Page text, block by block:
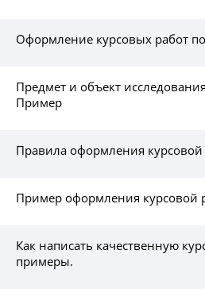
Оформление курсовых работ
Предмет и объект
Пример
Правила оформления
Пример оформления курсовой
Как написать качественную
примеры.